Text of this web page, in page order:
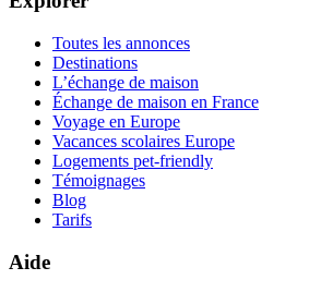
Toutes les annonces
Destinations
L’échange de maison
Échange de maison en France
Voyage en Europe
Vacances scolaires Europe
Logements pet-friendly
Témoignages
Blog
Tarifs
Aide